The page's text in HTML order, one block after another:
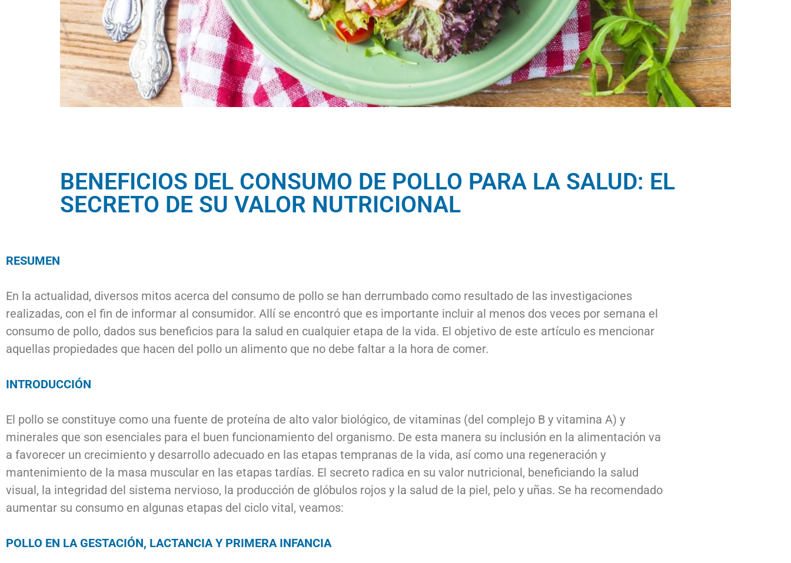
BENEFICIOS DEL CONSUMO DE POLLO PARA LA SALUD: EL
SECRETO DE SU VALOR NUTRICIONAL​
RESUMEN
En la actualidad, diversos mitos acerca del consumo de pollo se han derrumbado como resultado de las investigaciones
realizadas, con el fin de informar al consumidor. Allí se encontró que es importante incluir al menos dos veces por semana el
consumo de pollo, dados sus beneficios para la salud en cualquier etapa de la vida. El objetivo de este artículo es mencionar
aquellas propiedades que hacen del pollo un alimento que no debe faltar a la hora de comer.
INTRODUCCIÓN
El pollo se constituye como una fuente de proteína de alto valor biológico, de vitaminas (del complejo B y vitamina A) y
minerales que son esenciales para el buen funcionamiento del organismo. De esta manera su inclusión en la alimentación va
a favorecer un crecimiento y desarrollo adecuado en las etapas tempranas de la vida, así como una regeneración y
mantenimiento de la masa muscular en las etapas tardías. El secreto radica en su valor nutricional, beneficiando la salud
visual, la integridad del sistema nervioso, la producción de glóbulos rojos y la salud de la piel, pelo y uñas. Se ha recomendado
aumentar su consumo en algunas etapas del ciclo vital, veamos:
POLLO EN LA GESTACIÓN, LACTANCIA Y PRIMERA INFANCIA